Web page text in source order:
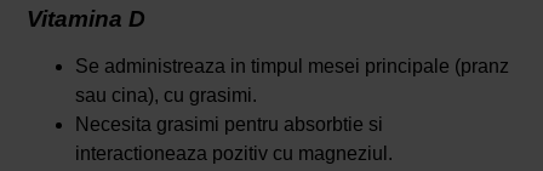
Vitamina D
Se administreaza in timpul mesei principale (pranz
sau cina), cu grasimi.
Necesita grasimi pentru absorbtie si
interactioneaza pozitiv cu magneziul.